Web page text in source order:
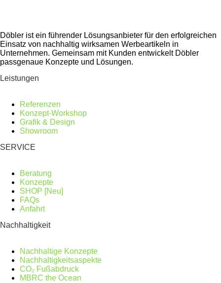
Döbler ist ein führender Lösungsanbieter für den erfolgreichen
Einsatz von nachhaltig wirksamen Werbeartikeln in
Unternehmen. Gemeinsam mit Kunden entwickelt Döbler
passgenaue Konzepte und Lösungen.
Leistungen
Referenzen
Konzept-Workshop
Grafik & Design
Showroom
SERVICE
Beratung
Konzepte
SHOP [Neu]
FAQs
Anfahrt
Nachhaltigkeit
Nachhaltige Konzepte
Nachhaltigkeitsaspekte
CO₂ Fußabdruck
MBRC the Ocean